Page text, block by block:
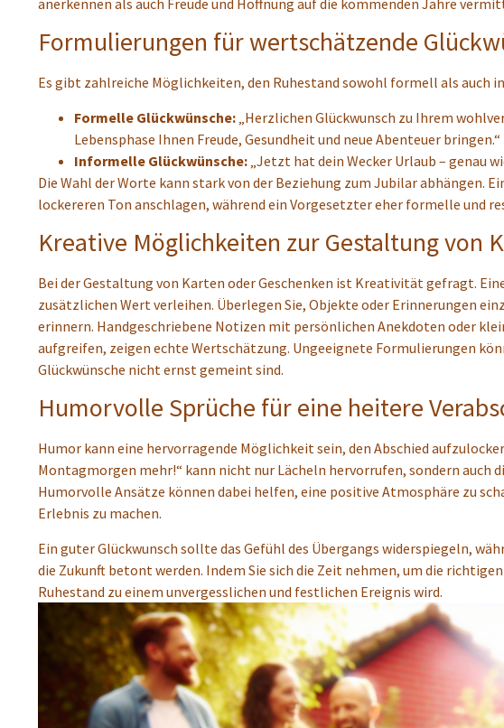
Formulierungen für wertschätzende
Es gibt zahlreiche Möglichkeiten, den Ruhestand sowohl formell als auch
Formelle Glückwünsche: „Herzlichen Glückwunsch zu Ihrem
Lebensphase Ihnen Freude, Gesundheit und neue Abenteuer bringen.“
Informelle Glückwünsche: „Jetzt hat dein Wecker Urlaub – genau
Die Wahl der Worte kann stark von der Beziehung zum Jubilar abhängen.
lockereren Ton anschlagen, während ein Vorgesetzter eher formelle und
Kreative Möglichkeiten zur Gestaltung von
Bei der Gestaltung von Karten oder Geschenken ist Kreativität gefragt.
zusätzlichen Wert verleihen. Überlegen Sie, Objekte oder Erinnerungen
erinnern. Handgeschriebene Notizen mit persönlichen Anekdoten oder
aufgreifen, zeigen echte Wertschätzung. Ungeeignete Formulierungen
Glückwünsche nicht ernst gemeint sind.
Humorvolle Sprüche für eine heitere
Humor kann eine hervorragende Möglichkeit sein, den Abschied
Montagmorgen mehr!“ kann nicht nur Lächeln hervorrufen, sondern auch
Humorvolle Ansätze können dabei helfen, eine positive Atmosphäre zu
Erlebnis zu machen.
Ein guter Glückwunsch sollte das Gefühl des Übergangs widerspiegeln,
die Zukunft betont werden. Indem Sie sich die Zeit nehmen, um die
Ruhestand zu einem unvergesslichen und festlichen Ereignis wird.